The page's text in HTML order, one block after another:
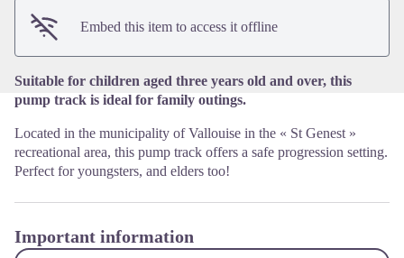
Embed this item to access it offline
Suitable for children aged three years old and over, this
pump track is ideal for family outings.
Located in the municipality of Vallouise in the « St Genest »
recreational area, this pump track offers a safe progression setting.
Perfect for youngsters, and elders too!
Important information